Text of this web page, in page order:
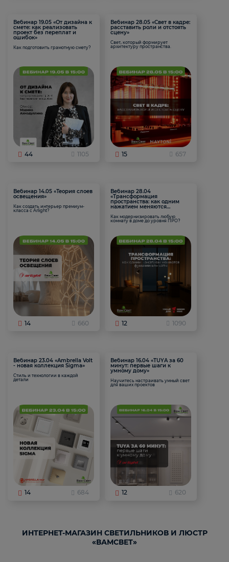
Вебинар 19.05 «От дизайна к
смете: как реализовать
проект без переплат и
ошибок»
Как подготовить грамотную смету?
44 1105
Вебинар 28.05 «Свет в кадре:
расставить роли и отстоять
сцену»
Свет, который формирует
архитектуру пространства.
15 657
Вебинар 14.05 «Теория слоев
освещения»
Как создать интерьер премиум-
класса с Arlight?
14 660
Вебинар 28.04
«Трансформация
пространства: как одним
нажатием меняются
Как модернизировать любую
комнату в доме до уровня ПРО?
12 1090
Вебинар 23.04 «Ambrella Volt
- новая коллекция Sigma»
Стиль и технологии в каждой
детали
14 684
Вебинар 16.04 «TUYA за 60
минут: первые шаги к
умному дому»
Научитесь настраивать умный свет
для ваших проектов
12 620
ИНТЕРНЕТ-МАГАЗИН СВЕТИЛЬНИКОВ И ЛЮСТР
«ВАМСВЕТ»